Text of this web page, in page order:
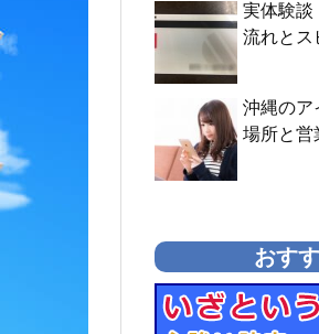
実体験談
流れとス
沖縄のア
場所と営
おす